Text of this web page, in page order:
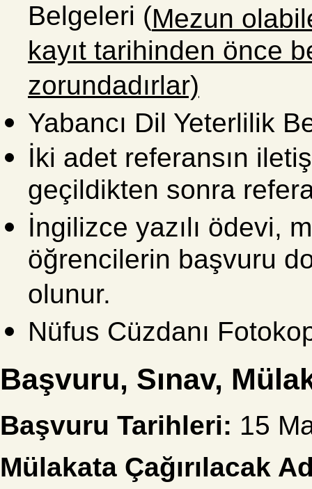
Belgeleri (Mezun
kayıt tarihinden önce
zorundadırlar)
Yabancı Dil Yeterlilik
İki adet referansın
geçildikten sonra
İngilizce yazılı ödevi,
öğrencilerin başvuru
olunur.
Nüfus Cüzdanı
Başvuru, Sınav,
Başvuru Tarihleri: 15
Mülakata Çağırılacak